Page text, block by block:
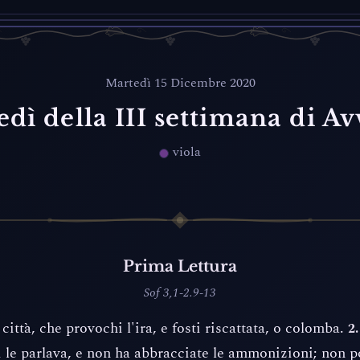
Martedì 15 Dicembre 2020
della III settimana di
viola
Prima Lettura
Sof 3,1-2.9-13
che provochi l'ira, e fosti riscattata, o colomba.2.
parlava, e non ha abbracciate le ammonizioni; non